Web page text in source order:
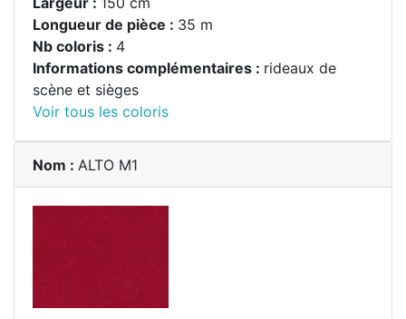
Longueur de pièce : 35 m
Nb coloris : 4
Informations complémentaires : rideaux de
scène et sièges
Voir tous les coloris
Nom : ALTO M1